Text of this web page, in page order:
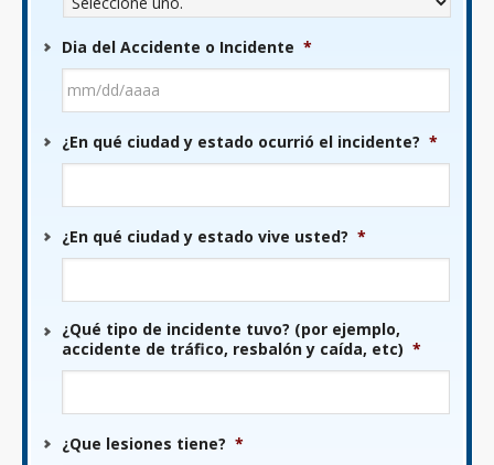
Dia del Accidente o Incidente *
barra
¿En qué ciudad y estado ocurrió el incidente? *
¿En qué ciudad y estado vive usted? *
¿Qué tipo de incidente tuvo? (por ejemplo,
accidente de tráfico, resbalón y caída, etc) *
¿Que lesiones tiene? *